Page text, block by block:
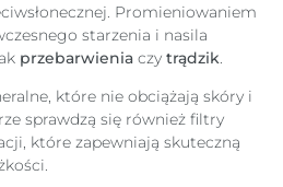
Promieniowaniem
starzenia i nasila
przebarwienia czy trądzik.
które nie obciążają skóry i
sprawdzą się również filtry
które zapewniają skuteczną